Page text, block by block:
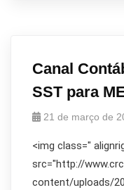
Canal
SST para
21 de março de
<img class="
src="http://
content/uploads/